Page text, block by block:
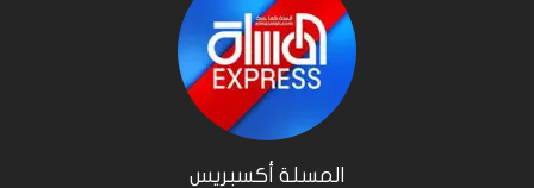
المسلة أكسبريس